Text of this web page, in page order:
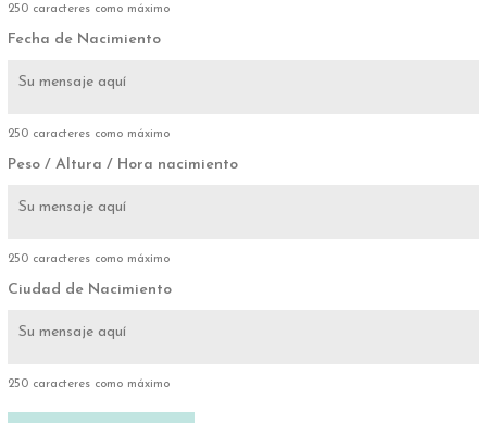
250 caracteres como máximo
Fecha de Nacimiento
250 caracteres como máximo
Peso / Altura / Hora nacimiento
250 caracteres como máximo
Ciudad de Nacimiento
250 caracteres como máximo